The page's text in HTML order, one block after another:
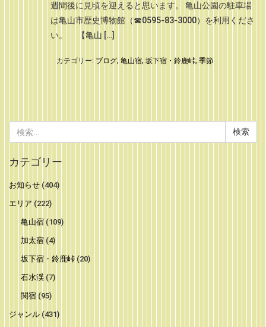
週間後に見頃を迎えると思います。 亀山公園の駐車場
は亀山市歴史博物館（☎0595-83-3000）を利用くださ
い。 【亀山 […]
カテゴリー: ブログ, 亀山宿, 坂下宿・鈴鹿峠, 季節
索:
カテゴリー
お知らせ (404)
エリア (222)
亀山宿(109)
加太宿(4)
坂下宿・鈴鹿峠(20)
石水渓(7)
関宿(95)
ジャンル (431)